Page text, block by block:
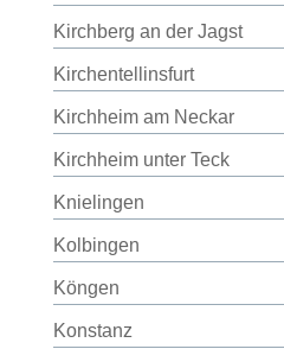
Kirchberg an der Jagst
Kirchentellinsfurt
Kirchheim am Neckar
Kirchheim unter Teck
Knielingen
Kolbingen
Köngen
Konstanz